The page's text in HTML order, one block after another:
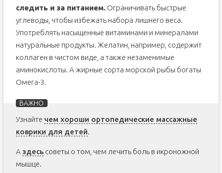
следить и за питанием.Ограничивать быстрые
углеводы, чтобы избежать набора лишнего веса.
Употреблять насыщенные витаминами и минералами
натуральные продукты. Желатин, например, содержит
коллаген в чистом виде, а также незаменимые
аминокислоты. А жирные сорта морской рыбы богаты
Омега-3.
Узнайте чем хороши ортопедические массажные
коврики для детей.
А здесьсоветы о том, чем лечить боль в икроножной
мышце.